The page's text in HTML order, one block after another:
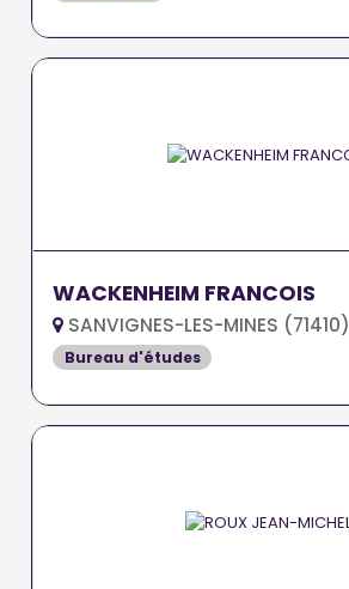
WACKENHEIM FRANCOIS
SANVIGNES-LES-MINES (71410)
Bureau d'études